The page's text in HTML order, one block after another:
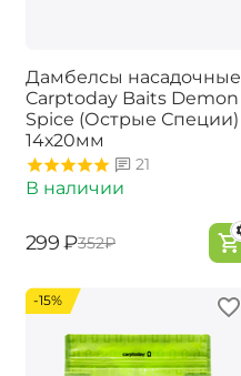
Дамбелсы насадочные
Carptoday Baits Demon
Spice (Острые Специи)
14х20мм
21
В наличии
‍299‍ ₽‍352‍₽
-15%